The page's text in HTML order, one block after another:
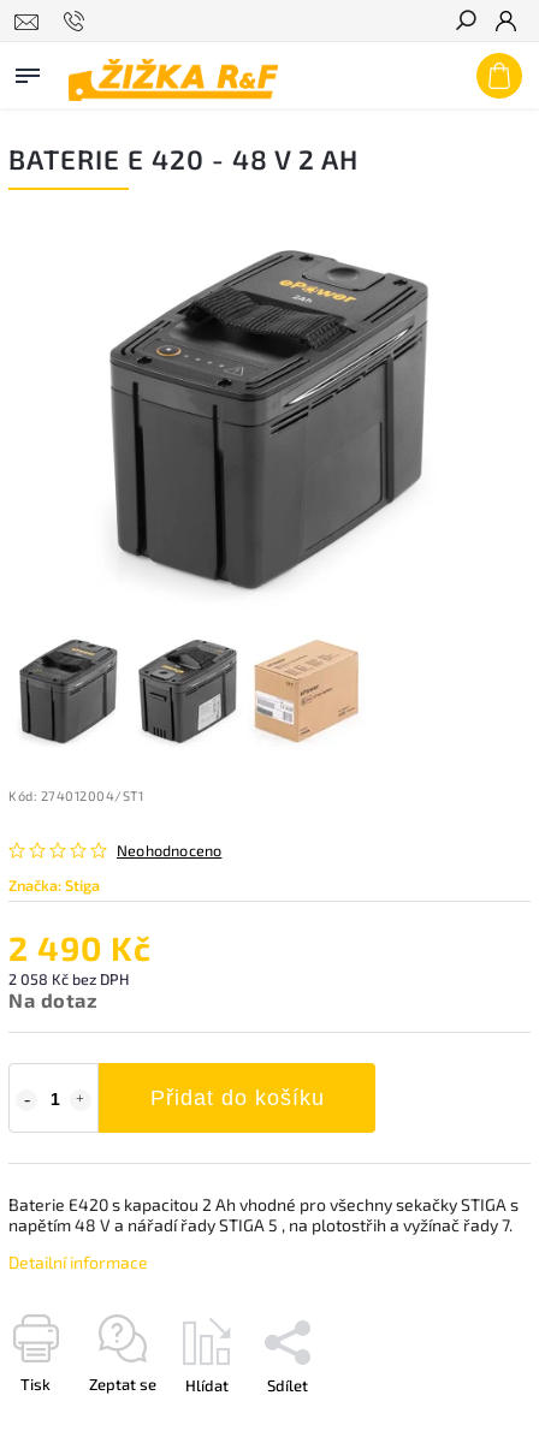
Hledat
BATERIE E 420 - 48 V 2 AH
Kód: 274012004/ST1
Neohodnoceno
Značka:Stiga
2 490 Kč
2 058 Kč bez DPH
Na dotaz
Přidat do košíku
Baterie E420 s kapacitou 2 Ah vhodné pro všechny sekačky STIGA s
napětím 48 V a nářadí řady STIGA 5 , na plotostřih a vyžínač řady 7.
Detailní informace
Tisk Zeptat se Hlídat Sdílet